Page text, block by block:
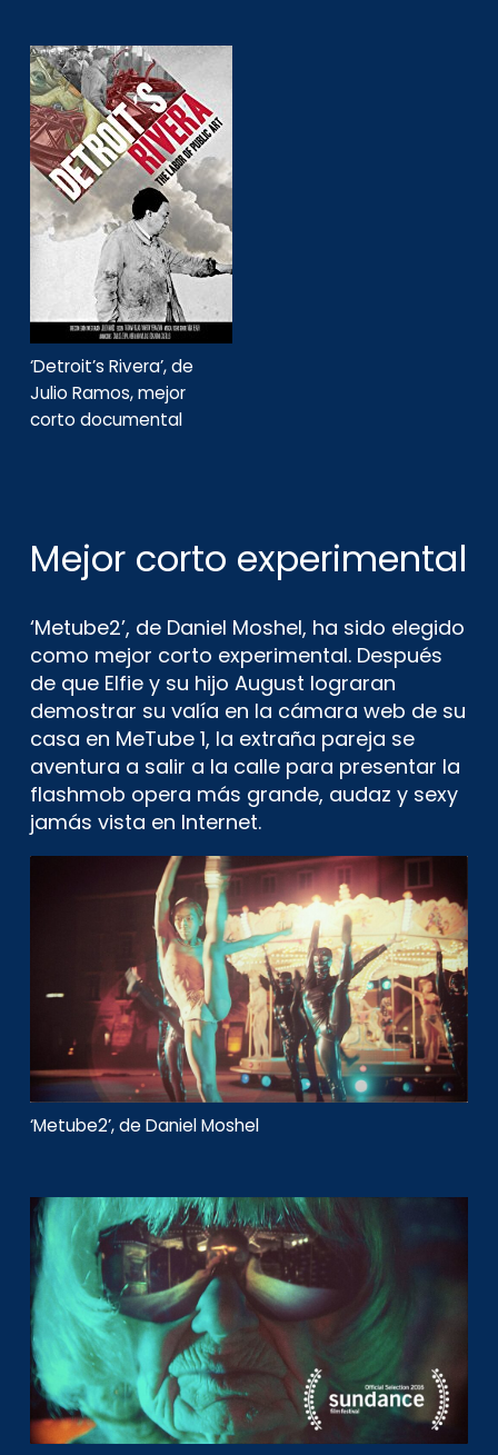
‘Detroit’s Rivera’, de
Julio Ramos, mejor
corto documental
Mejor corto experimental
‘Metube2’, de Daniel Moshel, ha sido elegido
como mejor corto experimental. Después
de que Elfie y su hijo August lograran
demostrar su valía en la cámara web de su
casa en MeTube 1, la extraña pareja se
aventura a salir a la calle para presentar la
flashmob opera más grande, audaz y sexy
jamás vista en Internet.
‘Metube2’, de Daniel Moshel